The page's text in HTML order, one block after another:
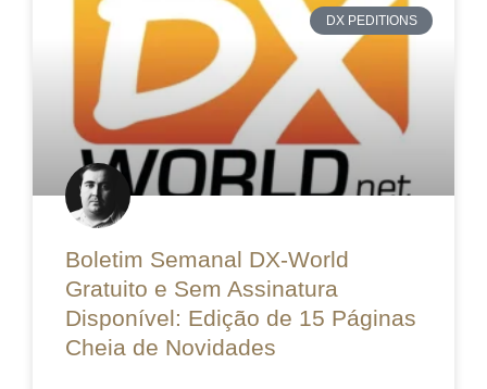
DX PEDITIONS
Boletim Semanal DX-World
Gratuito e Sem Assinatura
Disponível: Edição de 15 Páginas
Cheia de Novidades